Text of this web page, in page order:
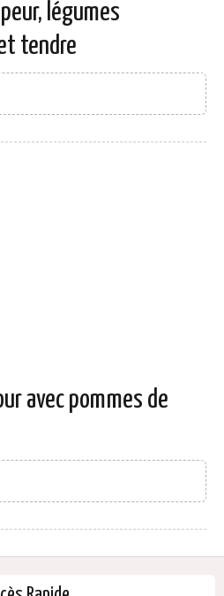
légumes
tendre
avec pommes de